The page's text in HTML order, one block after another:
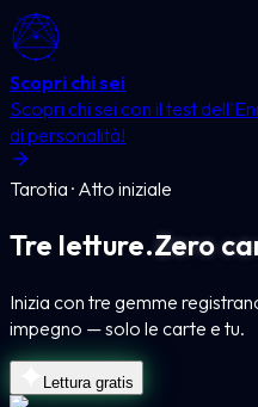
Scopri chi sei
Scopri chi sei con il test
di personalità!
Tarotia · Atto iniziale
Tre letture.Zero
Inizia con tre gemme
impegno — solo le carte e tu.
Lettura gratis